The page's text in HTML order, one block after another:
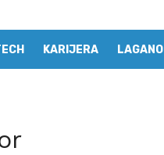
KARIJERA LAGANO